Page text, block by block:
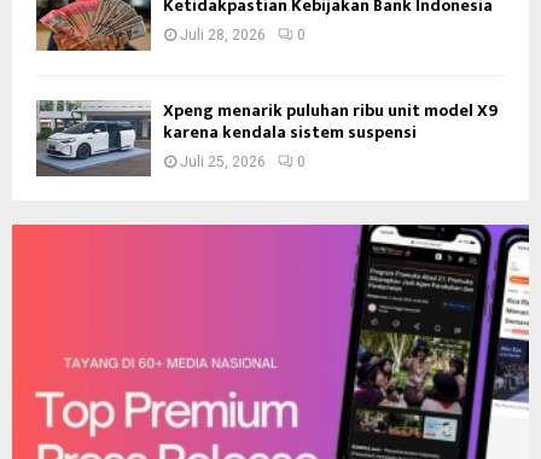
Ketidakpastian Kebijakan Bank Indonesia
Juli 28, 2026 0
Xpeng menarik puluhan ribu unit model X9
karena kendala sistem suspensi
Juli 25, 2026 0